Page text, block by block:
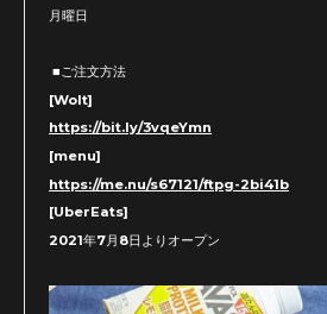
月曜日
■ご注文方法
[Wolt]
https://bit.ly/3vqeYmn
[menu]
https://me.nu/s67121/ftpg-2bi41b
[UberEats]
2021年7月8日よりオープン